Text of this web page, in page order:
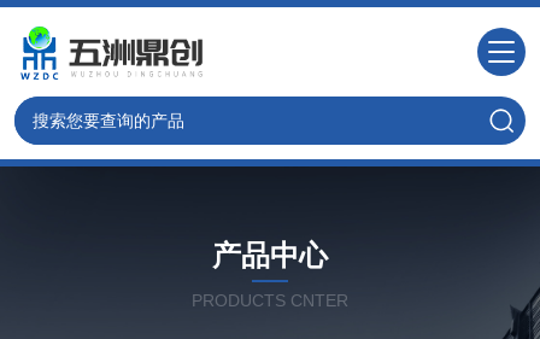
产品中心
PRODUCTS CNTER